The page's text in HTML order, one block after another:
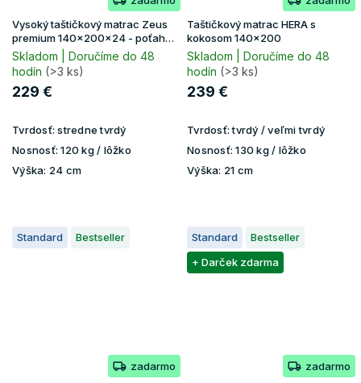
Vysoký taštičkový matrac Zeus
premium 140x200x24 - poťah
Aloe Vera
Skladom | Doručíme do 48
hodín (>3 ks)
229 €
Tvrdosť: stredne tvrdý
Nosnosť: 120 kg / lôžko
Výška: 24 cm
Taštičkový matrac HERA s
kokosom 140x200
Skladom | Doručíme do 48
hodín (>3 ks)
239 €
Tvrdosť:tvrdý / veľmi tvrdý
Nosnosť: 130 kg / lôžko
Výška: 21 cm
Standard Bestseller
zadarmo
Standard
Bestseller
+ Darček zdarma
zadarmo